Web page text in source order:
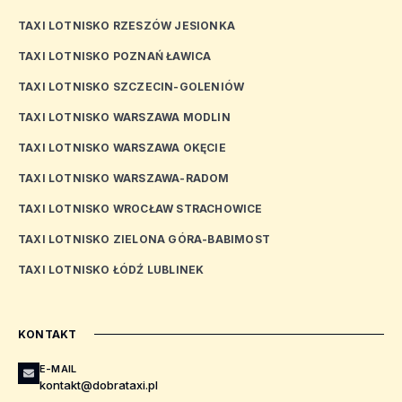
TAXI LOTNISKO RZESZÓW JESIONKA
TAXI LOTNISKO POZNAŃ ŁAWICA
TAXI LOTNISKO SZCZECIN-GOLENIÓW
TAXI LOTNISKO WARSZAWA MODLIN
TAXI LOTNISKO WARSZAWA OKĘCIE
TAXI LOTNISKO WARSZAWA-RADOM
TAXI LOTNISKO WROCŁAW STRACHOWICE
TAXI LOTNISKO ZIELONA GÓRA-BABIMOST
TAXI LOTNISKO ŁÓDŹ LUBLINEK
KONTAKT
E-MAIL
kontakt@dobrataxi.pl